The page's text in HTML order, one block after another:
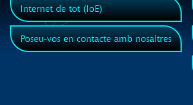
Internet de tot (IoE)
Poseu-vos en contacte amb nosaltres